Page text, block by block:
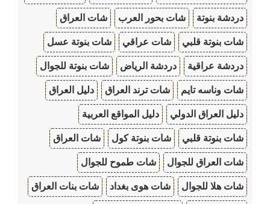
دردشة بنوتة شات بحور العرب شات العراق
شات بنوتة قلبي شات عراقي شات بنوتة عسل
دردشة عراقية دردشة الرياض شات بنوتة للجوال
شات وناسه تايم شات ترند العراق دليل العراق
دليل العراق الدولي دليل المواقع العربية
شات بنوتة قلبي شات بنوتة كول شات العراق
شات العراق للجوال شات طموح للجوال
شات هلا للجوال شات هوى بغداد شات بنات العراق